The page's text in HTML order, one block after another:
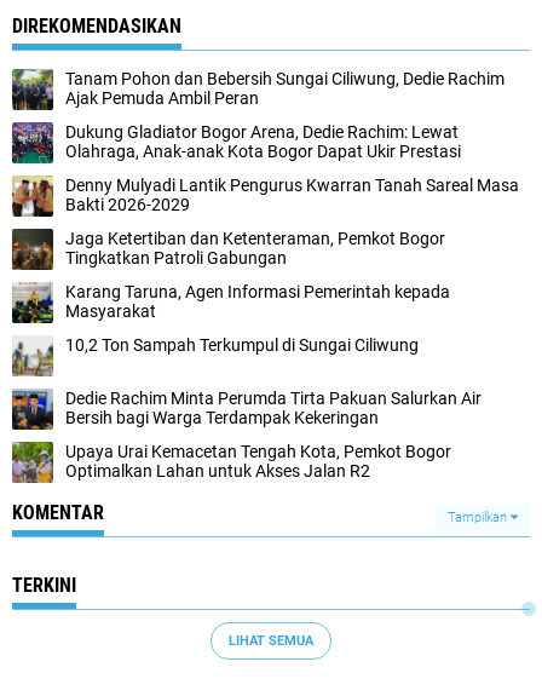
DIREKOMENDASIKAN
Tanam Pohon dan Bebersih Sungai Ciliwung, Dedie Rachim
Ajak Pemuda Ambil Peran
Dukung Gladiator Bogor Arena, Dedie Rachim: Lewat
Olahraga, Anak-anak Kota Bogor Dapat Ukir Prestasi
Denny Mulyadi Lantik Pengurus Kwarran Tanah Sareal Masa
Bakti 2026-2029
Jaga Ketertiban dan Ketenteraman, Pemkot Bogor
Tingkatkan Patroli Gabungan
Karang Taruna, Agen Informasi Pemerintah kepada
Masyarakat
10,2 Ton Sampah Terkumpul di Sungai Ciliwung
Dedie Rachim Minta Perumda Tirta Pakuan Salurkan Air
Bersih bagi Warga Terdampak Kekeringan
Upaya Urai Kemacetan Tengah Kota, Pemkot Bogor
Optimalkan Lahan untuk Akses Jalan R2
KOMENTAR Tampilkan
TERKINI
LIHAT SEMUA